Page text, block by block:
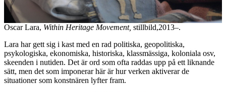
Oscar Lara, Within Heritage Movement, stillbild,2013–.
Lara har gett sig i kast med en rad politiska, geopolitiska,
psykologiska, ekonomiska, historiska, klassmässiga, koloniala osv,
skeenden i nutiden. Det är ord som ofta raddas upp på ett liknande
sätt, men det som imponerar här är hur verken aktiverar de
situationer som konstnären lyfter fram.